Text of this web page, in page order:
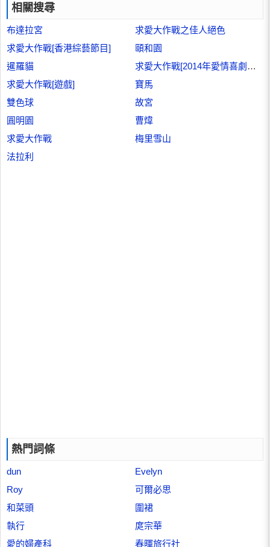
相關搜尋
布達拉宮
求愛大作戰之佳人絕色
求愛大作戰[香港綜藝節目]
頤和園
暹羅貓
求愛大作戰[2014年愛情喜劇電影]
求愛大作戰[遊戲]
寶馬
雙色球
故宮
圓明園
曹煒
求愛大作戰
梅里雪山
法拉利
熱門詞條
dun
Evelyn
Roy
可爾必思
和菜頭
圍裙
執行
庹宗華
愛的婦產科
春暉旅行社